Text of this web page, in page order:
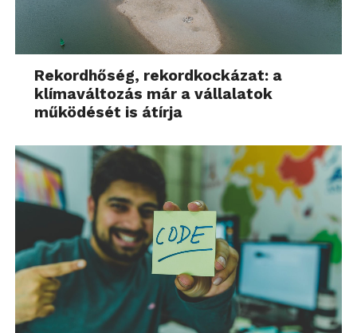
Rekordhőség, rekordkockázat: a
klímaváltozás már a vállalatok
működését is átírja